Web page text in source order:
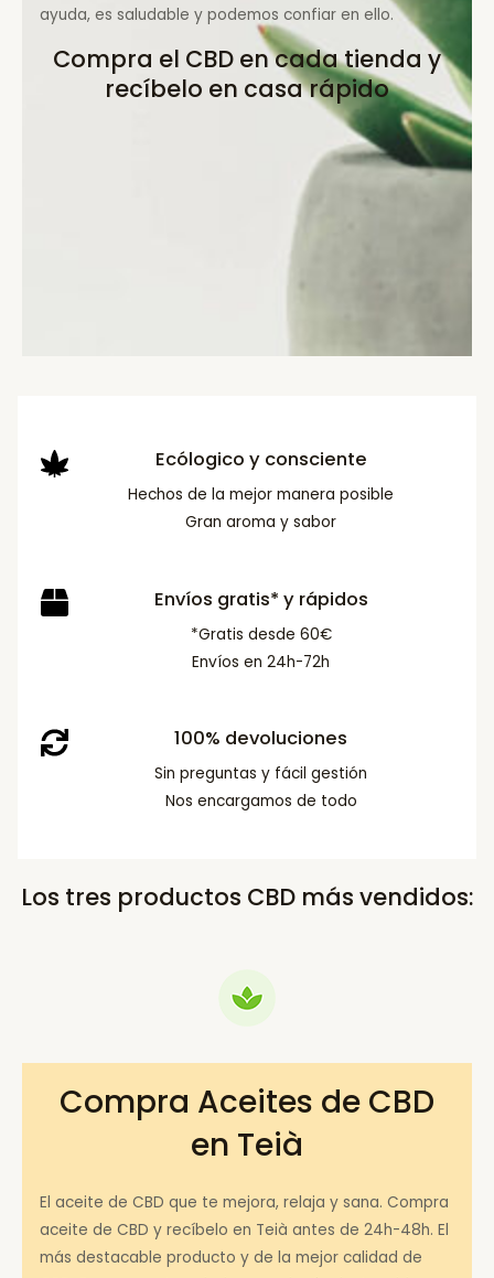
ayuda, es saludable y podemos confiar en ello.
Compra el CBD en cada tienda y
recíbelo en casa rápido
Ecólogico y consciente
Hechos de la mejor manera posible
Gran aroma y sabor
Envíos gratis* y rápidos
*Gratis desde 60€
Envíos en 24h-72h
100% devoluciones
Sin preguntas y fácil gestión
Nos encargamos de todo
Los tres productos CBD más vendidos:
Compra Aceites de CBD
en Teià
El aceite de CBD que te mejora, relaja y sana. Compra
aceite de CBD y recíbelo en Teià antes de 24h-48h. El
más destacable producto y de la mejor calidad de